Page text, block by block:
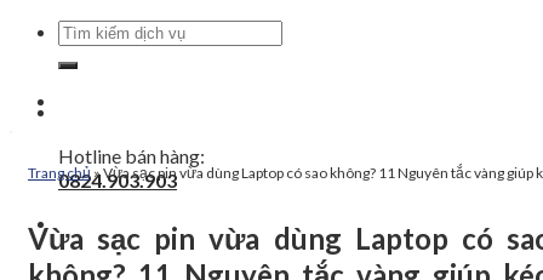
Hotline bán hàng:
0824.903.903
Tìm
kiếm:
Trang chủ »Vừa sạc pin vừa dùng Laptop có sao không? 11 Nguyên tắc vàng giúp
Vừa sạc pin vừa dùng Laptop có